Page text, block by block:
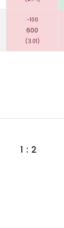
-100
600
(3.01)
1 : 2